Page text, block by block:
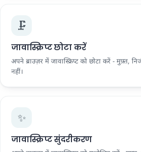
🗜️
जावास्क्रिप्ट छोटा करें
अपने ब्राउज़र में जावास्क्रिप्ट को छोटा करें - मुफ़्त,
नहीं।
✨
जावास्क्रिप्ट सुंदरीकरण